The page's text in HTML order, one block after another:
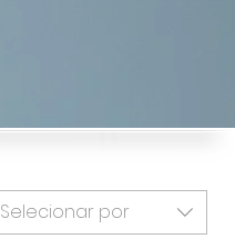
Selecionar por